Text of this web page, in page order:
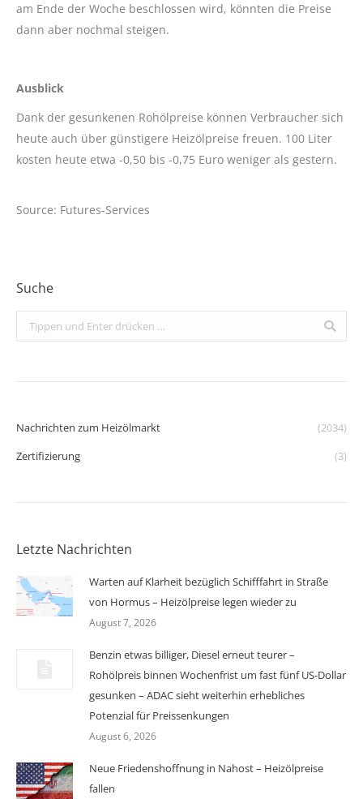
am Ende der Woche beschlossen wird, könnten die Preise
dann aber nochmal steigen.
Ausblick
Dank der gesunkenen Rohölpreise können Verbraucher sich
heute auch über günstigere Heizölpreise freuen. 100 Liter
kosten heute etwa -0,50 bis -0,75 Euro weniger als gestern.
Source: Futures-Services
Suche
Search:
Nachrichten zum Heizölmarkt
(2034)
Zertifizierung
(3)
Letzte Nachrichten
Warten auf Klarheit bezüglich Schifffahrt in Straße
von Hormus – Heizölpreise legen wieder zu
August 7, 2026
Benzin etwas billiger, Diesel erneut teurer –
Rohölpreis binnen Wochenfrist um fast fünf US-Dollar
gesunken – ADAC sieht weiterhin erhebliches
Potenzial für Preissenkungen
August 6, 2026
Neue Friedenshoffnung in Nahost – Heizölpreise
fallen